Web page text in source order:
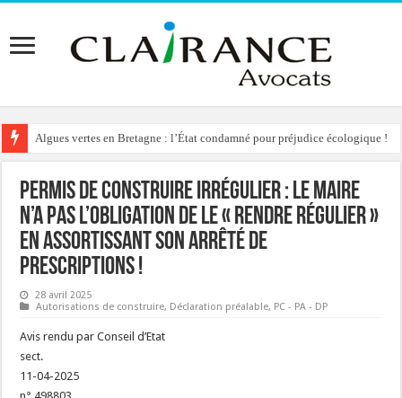
Algues vertes en Bretagne : l’État condamné pour préjudice écologique !
Permis de construire irrégulier : le maire
n’a pas l’obligation de le « rendre régulier »
en assortissant son arrêté de
prescriptions !
28 avril 2025
Autorisations de construire, Déclaration préalable, PC - PA - DP
Avis rendu par Conseil d’Etat
sect.
11-04-2025